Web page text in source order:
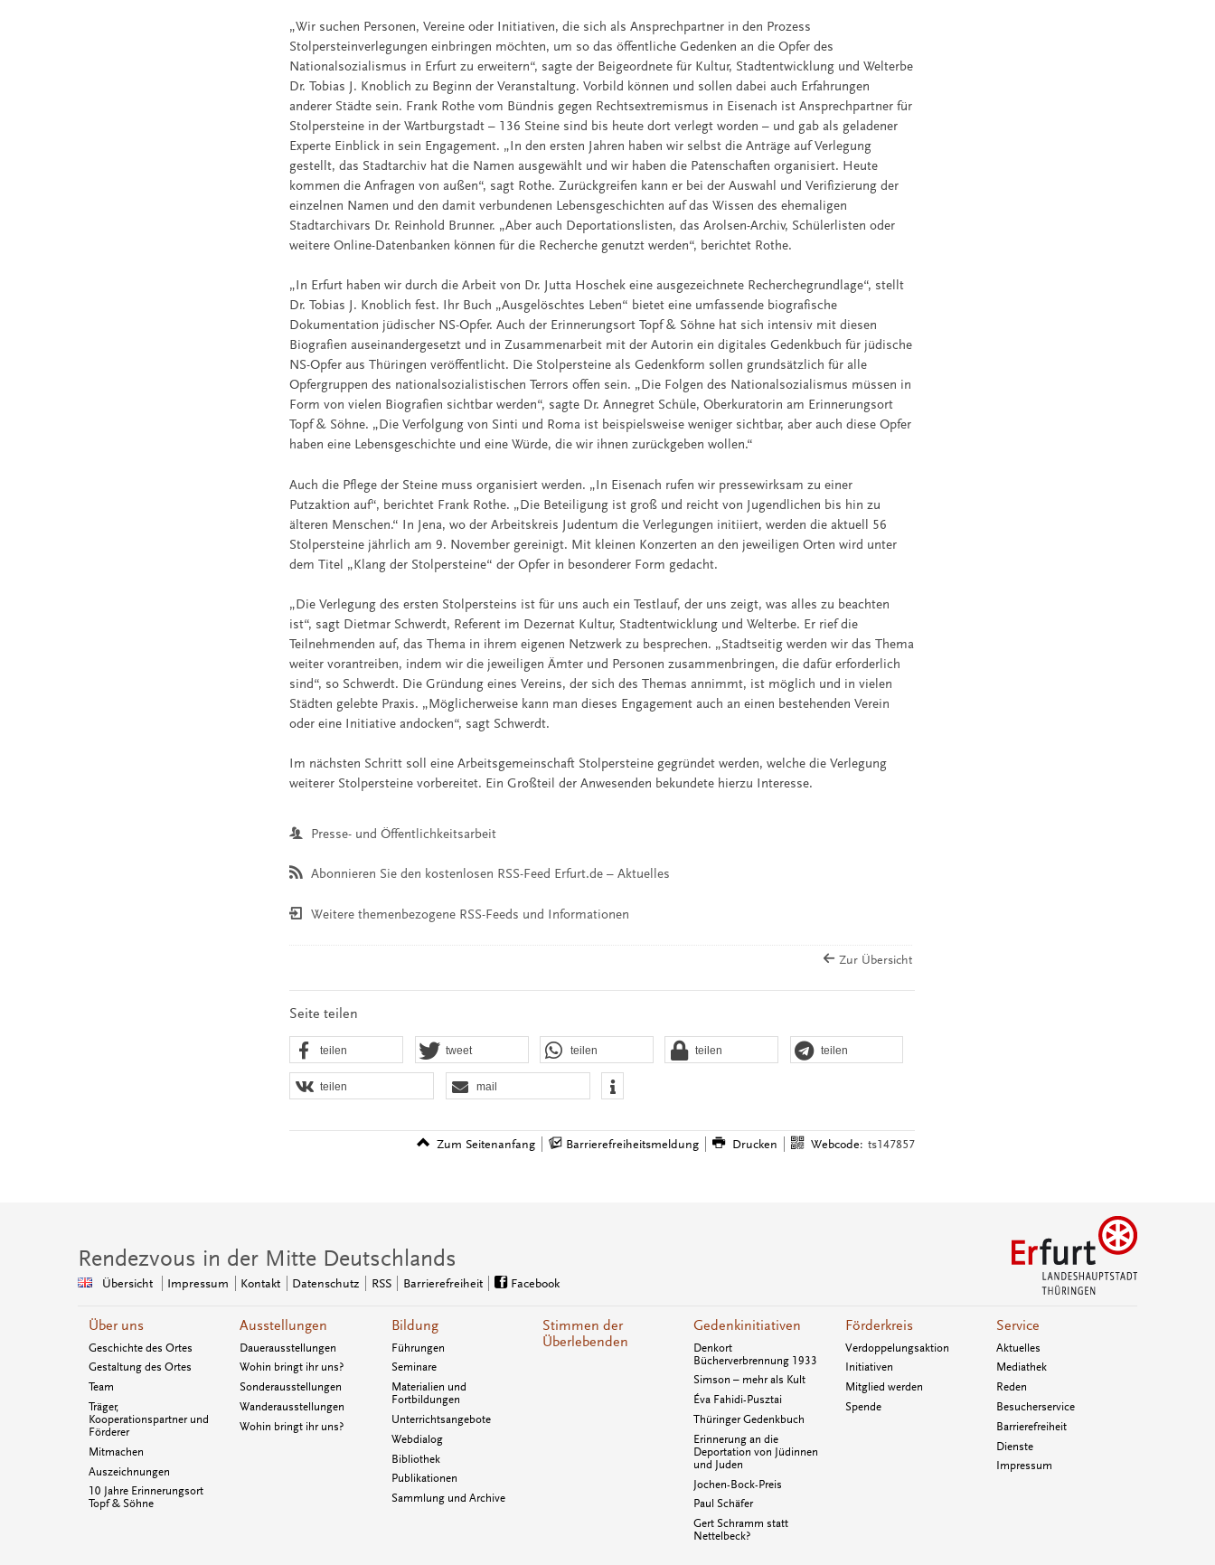
„Wir suchen Personen, Vereine oder Initiativen, die sich als Ansprechpartner in den Prozess
Stolpersteinverlegungen einbringen möchten, um so das öffentliche Gedenken an die Opfer des
Nationalsozialismus in Erfurt zu erweitern“, sagte der Beigeordnete für Kultur, Stadtentwicklung und Welterbe
Dr. Tobias J. Knoblich zu Beginn der Veranstaltung. Vorbild können und sollen dabei auch Erfahrungen
anderer Städte sein. Frank Rothe vom Bündnis gegen Rechtsextremismus in Eisenach ist Ansprechpartner für
Stolpersteine in der Wartburgstadt – 136 Steine sind bis heute dort verlegt worden – und gab als geladener
Experte Einblick in sein Engagement. „In den ersten Jahren haben wir selbst die Anträge auf Verlegung
gestellt, das Stadtarchiv hat die Namen ausgewählt und wir haben die Patenschaften organisiert. Heute
kommen die Anfragen von außen“, sagt Rothe. Zurückgreifen kann er bei der Auswahl und Verifizierung der
einzelnen Namen und den damit verbundenen Lebensgeschichten auf das Wissen des ehemaligen
Stadtarchivars Dr. Reinhold Brunner. „Aber auch Deportationslisten, das Arolsen-Archiv, Schülerlisten oder
weitere Online-Datenbanken können für die Recherche genutzt werden“, berichtet Rothe.
„In Erfurt haben wir durch die Arbeit von Dr. Jutta Hoschek eine ausgezeichnete Recherchegrundlage“, stellt
Dr. Tobias J. Knoblich fest. Ihr Buch „Ausgelöschtes Leben“ bietet eine umfassende biografische
Dokumentation jüdischer NS-Opfer. Auch der Erinnerungsort Topf & Söhne hat sich intensiv mit diesen
Biografien auseinandergesetzt und in Zusammenarbeit mit der Autorin ein digitales Gedenkbuch für jüdische
NS-Opfer aus Thüringen veröffentlicht. Die Stolpersteine als Gedenkform sollen grundsätzlich für alle
Opfergruppen des nationalsozialistischen Terrors offen sein. „Die Folgen des Nationalsozialismus müssen in
Form von vielen Biografien sichtbar werden“, sagte Dr. Annegret Schüle, Oberkuratorin am Erinnerungsort
Topf & Söhne. „Die Verfolgung von Sinti und Roma ist beispielsweise weniger sichtbar, aber auch diese Opfer
haben eine Lebensgeschichte und eine Würde, die wir ihnen zurückgeben wollen.“
Auch die Pflege der Steine muss organisiert werden. „In Eisenach rufen wir pressewirksam zu einer
Putzaktion auf“, berichtet Frank Rothe. „Die Beteiligung ist groß und reicht von Jugendlichen bis hin zu
älteren Menschen.“ In Jena, wo der Arbeitskreis Judentum die Verlegungen initiiert, werden die aktuell 56
Stolpersteine jährlich am 9. November gereinigt. Mit kleinen Konzerten an den jeweiligen Orten wird unter
dem Titel „Klang der Stolpersteine“ der Opfer in besonderer Form gedacht.
„Die Verlegung des ersten Stolpersteins ist für uns auch ein Testlauf, der uns zeigt, was alles zu beachten
ist“, sagt Dietmar Schwerdt, Referent im Dezernat Kultur, Stadtentwicklung und Welterbe. Er rief die
Teilnehmenden auf, das Thema in ihrem eigenen Netzwerk zu besprechen. „Stadtseitig werden wir das Thema
weiter vorantreiben, indem wir die jeweiligen Ämter und Personen zusammenbringen, die dafür erforderlich
sind“, so Schwerdt. Die Gründung eines Vereins, der sich des Themas annimmt, ist möglich und in vielen
Städten gelebte Praxis. „Möglicherweise kann man dieses Engagement auch an einen bestehenden Verein
oder eine Initiative andocken“, sagt Schwerdt.
Im nächsten Schritt soll eine Arbeitsgemeinschaft Stolpersteine gegründet werden, welche die Verlegung
weiterer Stolpersteine vorbereitet. Ein Großteil der Anwesenden bekundete hierzu Interesse.
Presse- und Öffentlichkeitsarbeit
Abonnieren Sie den kostenlosen RSS-Feed Erfurt.de – Aktuelles
Weitere themenbezogene RSS-Feeds und Informationen
Zur Übersicht
Seite teilen
teilen tweet teilen teilen teilen
teilen mail
Zum Seitenanfang Barrierefreiheitsmeldung Drucken Webcode: ts147857
Rendezvous in der Mitte Deutschlands
Übersicht Impressum Kontakt Datenschutz RSS Barrierefreiheit Facebook
Über uns
Geschichte des Ortes
Gestaltung des Ortes
Team
Träger,
Kooperationspartner und
Förderer
Mitmachen
Auszeichnungen
10 Jahre Erinnerungsort
Topf & Söhne
Ausstellungen
Dauerausstellungen
Wohin bringt ihr uns?
Sonderausstellungen
Wanderausstellungen
Wohin bringt ihr uns?
Bildung
Führungen
Seminare
Materialien und
Fortbildungen
Unterrichtsangebote
Webdialog
Bibliothek
Publikationen
Sammlung und Archive
Stimmen der
Überlebenden
Gedenkinitiativen
Denkort
Bücherverbrennung 1933
Simson – mehr als Kult
Éva Fahidi-Pusztai
Thüringer Gedenkbuch
Erinnerung an die
Deportation von Jüdinnen
und Juden
Jochen-Bock-Preis
Paul Schäfer
Gert Schramm statt
Nettelbeck?
Förderkreis
Verdoppelungsaktion
Initiativen
Mitglied werden
Spende
Service
Aktuelles
Mediathek
Reden
Besucherservice
Barrierefreiheit
Dienste
Impressum